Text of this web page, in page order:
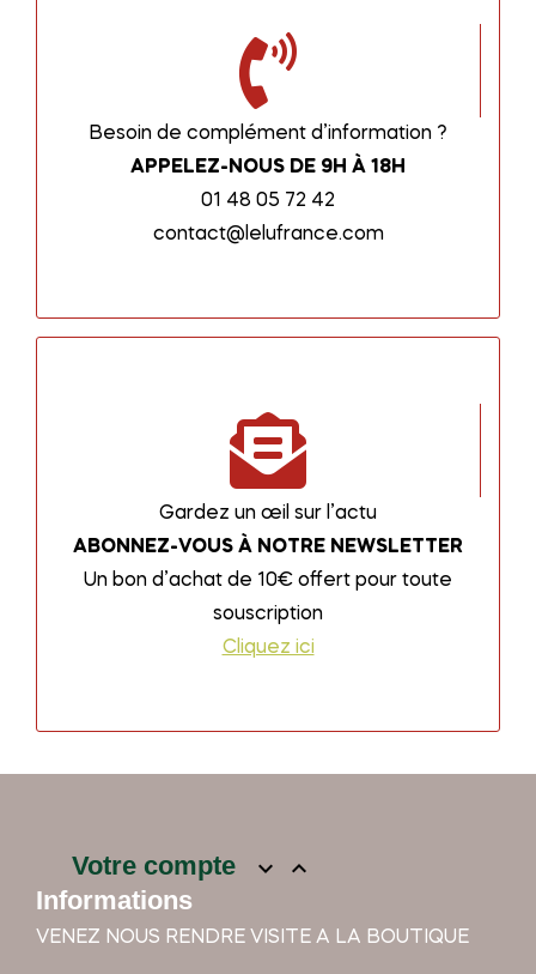
Besoin de complément d’information ?
APPELEZ-NOUS DE 9H À 18H
01 48 05 72 42
contact@lelufrance.com
Gardez un œil sur l’actu
ABONNEZ-VOUS À NOTRE NEWSLETTER
Un bon d’achat de 10€ offert pour toute
souscription
Cliquez ici
Votre compte  
Informations
VENEZ NOUS RENDRE VISITE A LA BOUTIQUE